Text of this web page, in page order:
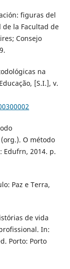
figuras del
la Facultad de
Consejo
na
[S.I.], v.
O método
Edufrn, 2014. p.
Paz e Terra,
de vida
In:
Porto: Porto